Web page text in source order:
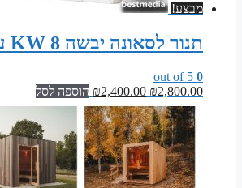
מבצע!
תנור לסאונה יבשה 8 KW עם פיקוד עצמי (גוף נירוסטה)
0
₪2,800.00
המחיר
המקורי
היה:
₪2,800.00.
₪2,400.00
המחיר
הנוכחי
הוא:
₪2,400.00.
הוספה לסל